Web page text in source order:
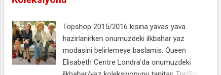
Topshop 2015/2016 kisina yavas yava
hazirlanirken onumuzdeki ilkbahar yaz
modasini belirlemeye baslamis. Queen
Elisabeth Centre Londra'da onumuzdeki